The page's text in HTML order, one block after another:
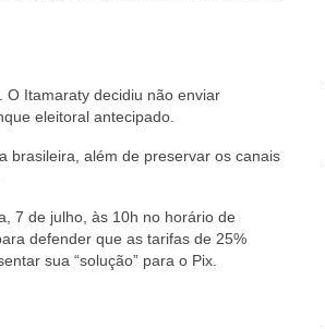
O Itamaraty decidiu não enviar
eleitoral antecipado.
brasileira, além de preservar os canais
7 de julho, às 10h no horário de
defender que as tarifas de 25%
sua “solução” para o Pix.